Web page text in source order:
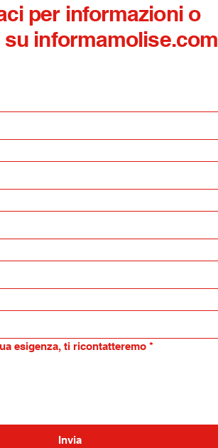
per informazioni o
informamolise.com
esigenza, ti ricontatteremo *
Invia